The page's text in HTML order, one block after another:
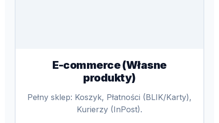
E-commerce (Własne
produkty)
Pełny sklep: Koszyk, Płatności (BLIK/Karty),
Kurierzy (InPost).